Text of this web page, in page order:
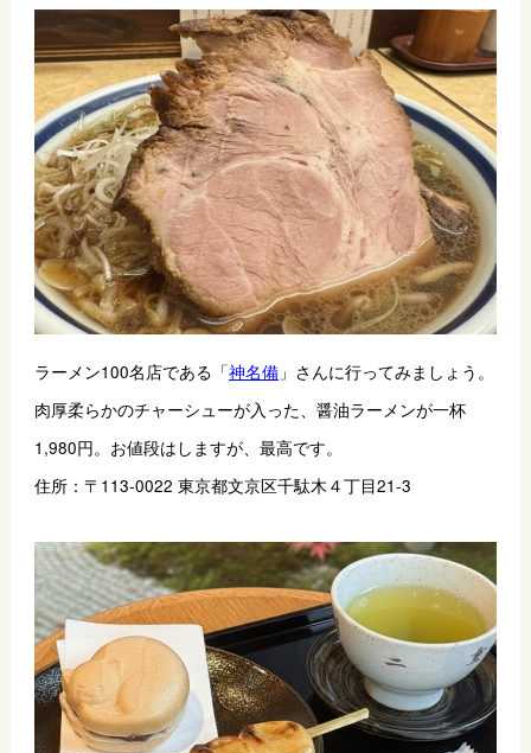
ラーメン100名店である「神名備」さんに行ってみましょう。
肉厚柔らかのチャーシューが入った、醤油ラーメンが一杯
1,980円。お値段はしますが、最高です。
住所：〒113-0022 東京都文京区千駄木４丁目21-3